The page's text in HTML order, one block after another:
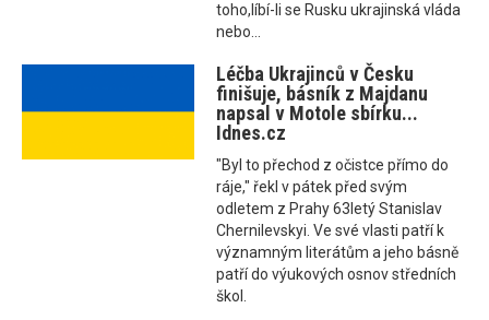
toho,líbí-li se Rusku ukrajinská vláda
nebo...
Léčba Ukrajinců v Česku
finišuje, básník z Majdanu
napsal v Motole sbírku...
Idnes.cz
"Byl to přechod z očistce přímo do
ráje," řekl v pátek před svým
odletem z Prahy 63letý Stanislav
Chernilevskyi. Ve své vlasti patří k
významným literátům a jeho básně
patří do výukových osnov středních
škol.